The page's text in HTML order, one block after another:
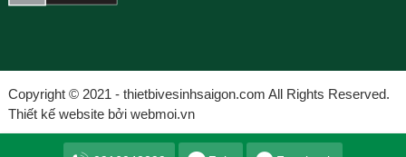
Copyright © 2021 - thietbivesinhsaigon.com All Rights Reserved.
Thiết kế website bởi webmoi.vn